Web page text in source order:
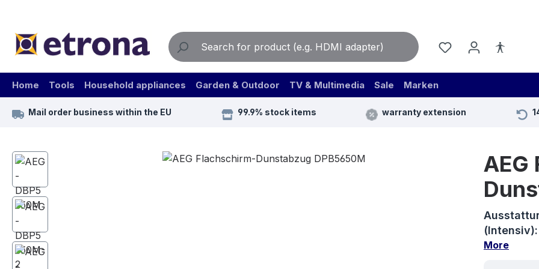
Home Tools Household appliances Garden & Outdoor TV & Multimedia Sale Marken
Mail order business within the EU 99.9% stock items warranty extension
Skip image gallery
AEG
More